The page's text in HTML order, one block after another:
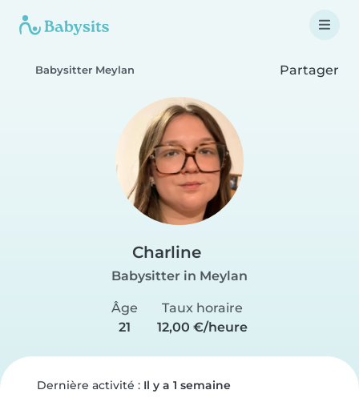
Babysitter Meylan Partager
Charline
Babysitter in Meylan
Âge
21
Taux horaire
12,00 €/heure
Dernière activité : Il y a 1 semaine